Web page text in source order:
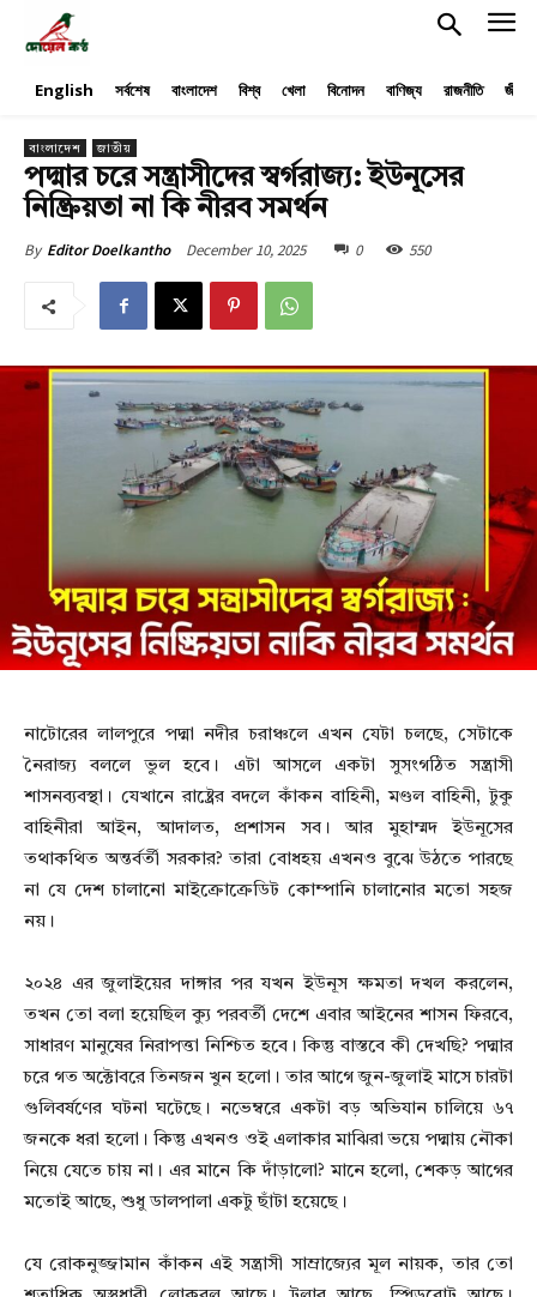
English সর্বশেষ বাংলাদেশ বিশ্ব খেলা বিনোদন বাণিজ্য রাজনীতি
বাংলাদেশ জাতীয়
পদ্মার চরে সন্ত্রাসীদের স্বর্গরাজ্য: ইউনূসের
নিষ্ক্রিয়তা না কি নীরব সমর্থন
By Editor Doelkantho December 10, 2025 0 550
নাটোরের লালপুরে পদ্মা নদীর চরাঞ্চলে এখন যেটা চলছে, সেটাকে
নৈরাজ্য বললে ভুল হবে। এটা আসলে একটা সুসংগঠিত সন্ত্রাসী
শাসনব্যবস্থা। যেখানে রাষ্ট্রের বদলে কাঁকন বাহিনী, মণ্ডল বাহিনী, টুকু
বাহিনীরা আইন, আদালত, প্রশাসন সব। আর মুহাম্মদ ইউনূসের
তথাকথিত অন্তর্বর্তী সরকার? তারা বোধহয় এখনও বুঝে উঠতে পারছে
না যে দেশ চালানো মাইক্রোক্রেডিট কোম্পানি চালানোর মতো সহজ
নয়।
২০২৪ এর জুলাইয়ের দাঙ্গার পর যখন ইউনূস ক্ষমতা দখল করলেন,
তখন তো বলা হয়েছিল ক্যু পরবর্তী দেশে এবার আইনের শাসন ফিরবে,
সাধারণ মানুষের নিরাপত্তা নিশ্চিত হবে। কিন্তু বাস্তবে কী দেখছি? পদ্মার
চরে গত অক্টোবরে তিনজন খুন হলো। তার আগে জুন-জুলাই মাসে চারটা
গুলিবর্ষণের ঘটনা ঘটেছে। নভেম্বরে একটা বড় অভিযান চালিয়ে ৬৭
জনকে ধরা হলো। কিন্তু এখনও ওই এলাকার মাঝিরা ভয়ে পদ্মায় নৌকা
নিয়ে যেতে চায় না। এর মানে কি দাঁড়ালো? মানে হলো, শেকড় আগের
মতোই আছে, শুধু ডালপালা একটু ছাঁটা হয়েছে।
যে রোকনুজ্জামান কাঁকন এই সন্ত্রাসী সাম্রাজ্যের মূল নায়ক, তার তো